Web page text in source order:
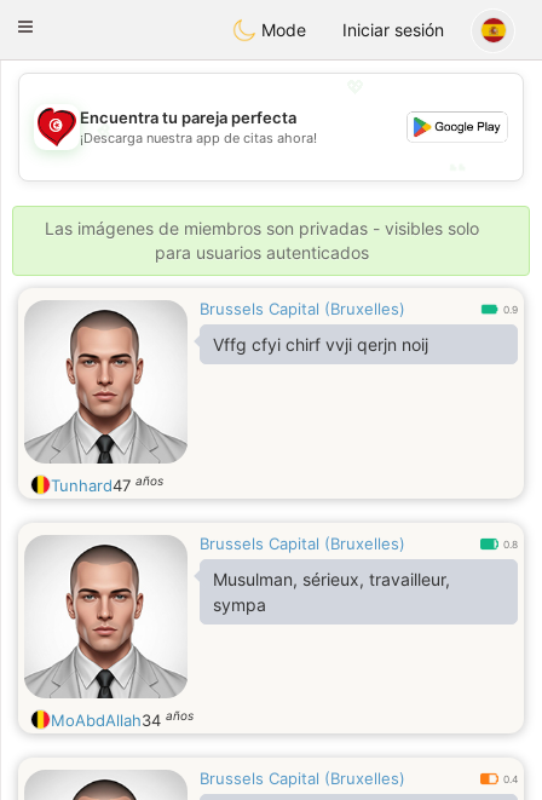
Tunisia Dating
Toggle
Mode Iniciar sesión
💖
💕
Encuentra tu pareja perfecta
¡Descarga nuestra app de citas ahora!
Las imágenes de miembros son privadas - visibles solo
para usuarios autenticados
Brussels Capital (Bruxelles) 0.9
Vffg cfyi chirf vvji qerjn noij
Tunhard47 años
Brussels Capital (Bruxelles) 0.8
Musulman, sérieux, travailleur,
sympa
MoAbdAllah34 años
Brussels Capital (Bruxelles) 0.4